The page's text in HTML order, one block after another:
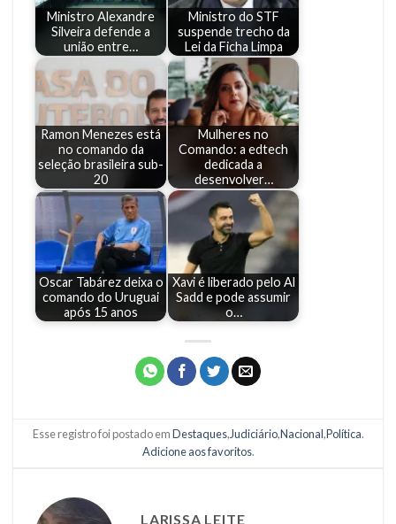
Ministro Alexandre
Silveira defende a
união entre…
Ministro do STF
suspende trecho da
Lei da Ficha Limpa
Ramon Menezes está
no comando da
seleção brasileira sub-
20
Mulheres no
Comando: a edtech
dedicada a
desenvolver…
Oscar Tabárez deixa o
comando do Uruguai
após 15 anos
Xavi é liberado pelo Al
Sadd e pode assumir
o…
Esse registro foi postado emDestaques,Judiciário,Nacional,Política.
Adicione aos favoritos.
LARISSA LEITE